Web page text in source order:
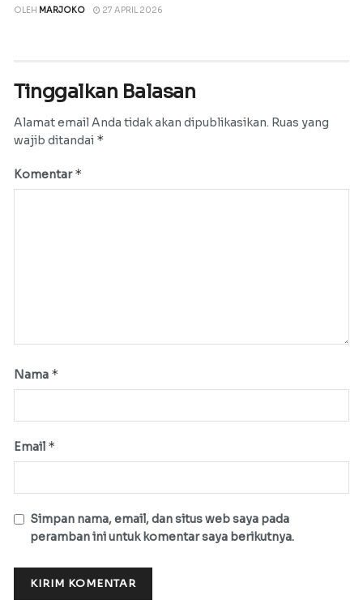
OLEH MARJOKO 27 APRIL 2026
Tinggalkan Balasan
Alamat email Anda tidak akan dipublikasikan. Ruas yang
wajib ditandai *
Komentar*
Nama *
Email *
Simpan nama, email, dan situs web saya pada
peramban ini untuk komentar saya berikutnya.